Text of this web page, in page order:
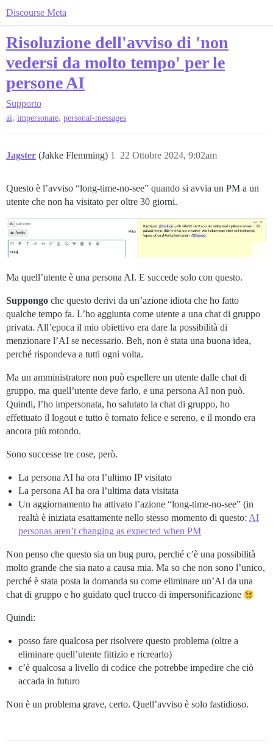
Discourse Meta
Risoluzione dell'avviso di 'non
vedersi da molto tempo' per le
persone AI
Supporto
ai, impersonate, personal-messages
Jagster (Jakke Flemming) 22 Ottobre 2024, 9:02am
1
Questo è l’avviso “long-time-no-see” quando si avvia un PM a un
utente che non ha visitato per oltre 30 giorni.
Ma quell’utente è una persona AI. E succede solo con questo.
Suppongo che questo derivi da un’azione idiota che ho fatto
qualche tempo fa. L’ho aggiunta come utente a una chat di gruppo
privata. All’epoca il mio obiettivo era dare la possibilità di
menzionare l’AI se necessario. Beh, non è stata una buona idea,
perché rispondeva a tutti ogni volta.
Ma un amministratore non può espellere un utente dalle chat di
gruppo, ma quell’utente deve farlo, e una persona AI non può.
Quindi, l’ho impersonata, ho salutato la chat di gruppo, ho
effettuato il logout e tutto è tornato felice e sereno, e il mondo era
ancora più rotondo.
Sono successe tre cose, però.
La persona AI ha ora l’ultimo IP visitato
La persona AI ha ora l’ultima data visitata
Un aggiornamento ha attivato l’azione “long-time-no-see” (in
realtà è iniziata esattamente nello stesso momento di questo: AI
personas aren’t changing as expected when PM
Non penso che questo sia un bug puro, perché c’è una possibilità
molto grande che sia nato a causa mia. Ma so che non sono l’unico,
perché è stata posta la domanda su come eliminare un’AI da una
chat di gruppo e ho guidato quel trucco di impersonificazione
Quindi:
posso fare qualcosa per risolvere questo problema (oltre a
eliminare quell’utente fittizio e ricrearlo)
c’è qualcosa a livello di codice che potrebbe impedire che ciò
accada in futuro
Non è un problema grave, certo. Quell’avviso è solo fastidioso.